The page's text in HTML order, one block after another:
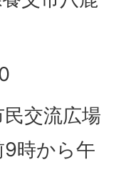
交流広場
時から午